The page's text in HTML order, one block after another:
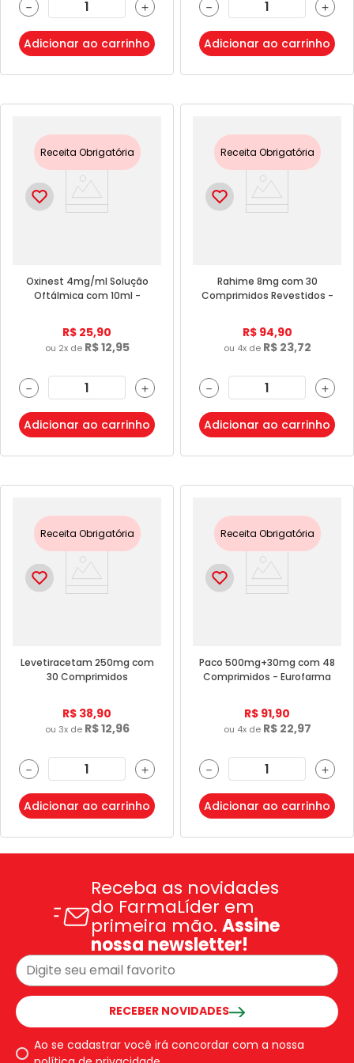
＋
－
Adicionar ao carrinho
＋
－
Adicionar ao carrinho
Receita Obrigatória
Oxinest 4mg/ml Solução
Oftálmica com 10ml -
R$ 25,90
ou 2x de R$12,95
＋
－
Adicionar ao carrinho
Receita Obrigatória
Rahime 8mg com 30
Comprimidos Revestidos -
R$ 94,90
ou 4x de R$ 23,72
＋
－
Adicionar ao carrinho
Receita Obrigatória
Levetiracetam 250mg com
30 Comprimidos
R$ 38,90
ou 3x de R$12,96
＋
－
Adicionar ao carrinho
Receita Obrigatória
Paco 500mg+30mg com 48
Comprimidos - Eurofarma
R$ 91,90
ou 4x de R$ 22,97
＋
－
Adicionar ao carrinho
Receba as novidades
do FarmaLíder em
primeira mão. Assine
nossa newsletter!
Ao se cadastrar você irá concordar com a nossa
RECEBER NOVIDADES